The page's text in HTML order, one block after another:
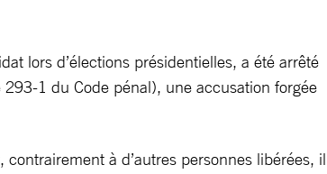
lors d’élections présidentielles, a été arrêté
1 du Code pénal), une accusation forgée
à d’autres personnes libérées, il